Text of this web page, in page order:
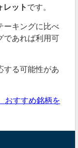
レット です。
ーキングに比べ
であれば利用可
する可能性があ
おすすめ銘柄を